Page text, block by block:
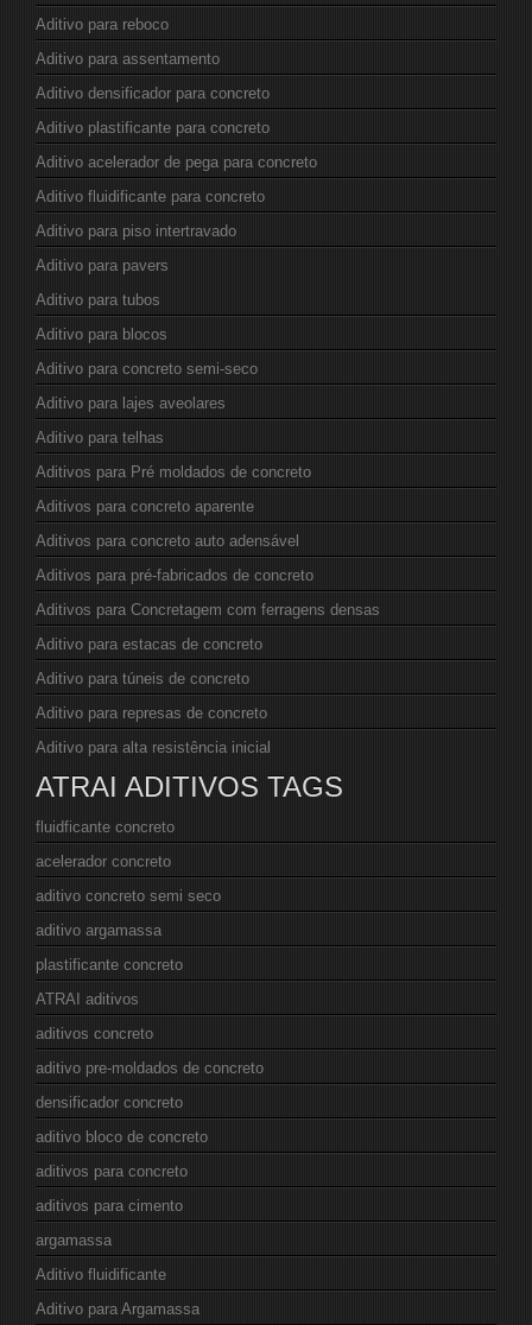
Aditivo para reboco
Aditivo para assentamento
Aditivo densificador para concreto
Aditivo plastificante para concreto
Aditivo acelerador de pega para concreto
Aditivo fluidificante para concreto
Aditivo para piso intertravado
Aditivo para pavers
Aditivo para tubos
Aditivo para blocos
Aditivo para concreto semi-seco
Aditivo para lajes aveolares
Aditivo para telhas
Aditivos para Pré moldados de concreto
Aditivos para concreto aparente
Aditivos para concreto auto adensável
Aditivos para pré-fabricados de concreto
Aditivos para Concretagem com ferragens densas
Aditivo para estacas de concreto
Aditivo para túneis de concreto
Aditivo para represas de concreto
Aditivo para alta resistência inicial
ATRAI ADITIVOS TAGS
fluidficante concreto
acelerador concreto
aditivo concreto semi seco
aditivo argamassa
plastificante concreto
ATRAI aditivos
aditivos concreto
aditivo pre-moldados de concreto
densificador concreto
aditivo bloco de concreto
aditivos para concreto
aditivos para cimento
argamassa
Aditivo fluidificante
Aditivo para Argamassa